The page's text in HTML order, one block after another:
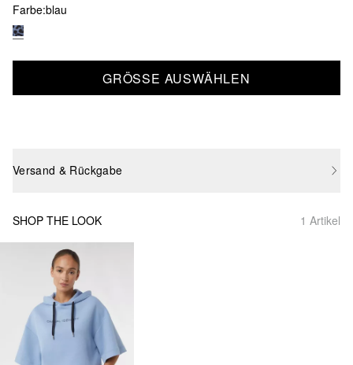
Farbe:blau
GRÖSSE AUSWÄHLEN
Versand & Rückgabe
SHOP THE LOOK 1 Artikel